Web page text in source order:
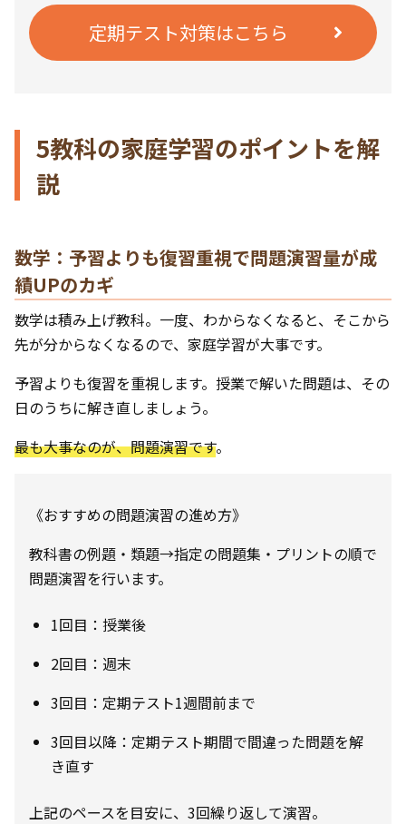
定期テスト対策はこちら
5教科の家庭学習のポイントを解
説
数学：予習よりも復習重視で問題演習量が成
績UPのカギ
数学は積み上げ教科。一度、わからなくなると、そこから
先が分からなくなるので、家庭学習が大事です。
予習よりも復習を重視します。授業で解いた問題は、その
日のうちに解き直しましょう。
最も大事なのが、問題演習です。
《おすすめの問題演習の進め方》
教科書の例題・類題→指定の問題集・プリントの順で
問題演習を行います。
1回目：授業後
2回目：週末
3回目：定期テスト1週間前まで
3回目以降：定期テスト期間で間違った問題を解
き直す
上記のペースを目安に、3回繰り返して演習。